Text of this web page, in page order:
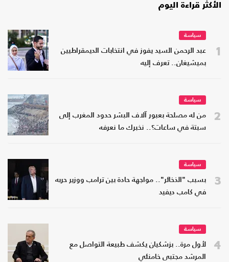
الأكثر قراءة اليوم
1
سياسة
عبد الرحمن السيد يفوز في انتخابات الديمقراطيين
بميشيغان.. تعرف إليه
2
سياسة
من له مصلحة بعبور آلاف البشر حدود المغرب إلى
سبتة في ساعات؟.. نخبرك ما نعرفه
3
سياسة
بسبب "الذخائر".. مواجهة حادة بين ترامب ووزير حربه
في كامب ديفيد
4
سياسة
لأول مرة.. بزشكيان يكشف طبيعة التواصل مع
المرشد مجتبى خامنئي